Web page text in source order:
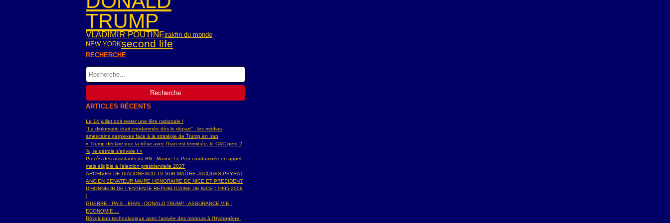
TRUMP
VLADIMIR POUTINEirakfin du monde
NEW YORKsecond life
RECHERCHE
ARTICLES RÉCENTS
Le 14 juillet doit rester une fête nationale !
"La diplomatie était condamnée dès le départ" : les médias
américains perplexes face à la stratégie de Trump en Iran
« Trump déclare que la trêve avec l’Iran est terminée, le CAC perd 2
%, le pétrole s’envole ! »
Procès des assistants du RN : Marine Le Pen condamnée en appel,
mais éligible à l'élection présidentielle 2027
ARCHIVES DE DIACONESCO.TV SUR MAÎTRE JACQUES PEYRAT
ANCIEN SENATEUR MAIRE HONORAIRE DE NICE ET PRESIDENT
D'HONNEUR DE L’ENTENTE REPUBLICAINE DE NICE ( 1995-2008
)
GUERRE - PAIX - IRAN - DONALD TRUMP - ASSURANCE VIE -
ECONOMIE ...
Révolution technologique avec l'arrivée des moteurs à l'Hydrogène